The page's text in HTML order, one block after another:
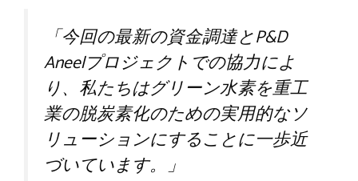
「今回の最新の資金調達とP&D
Aneelプロジェクトでの協力によ
り、私たちはグリーン水素を重工
業の脱炭素化のための実用的なソ
リューションにすることに一歩近
づいています。」